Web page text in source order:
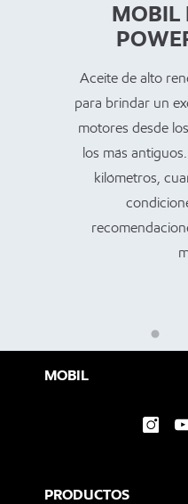
MOBIL
Aceite de alto
para brindar un
motores desde
los más
kilómetros,
PRODUCTOS
MOBIL